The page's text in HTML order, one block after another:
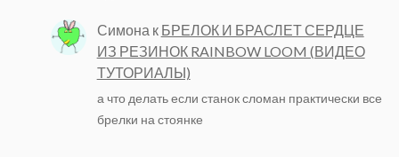
Симона к БРЕЛОК И БРАСЛЕТ СЕРДЦЕ
ИЗ РЕЗИНОК RAINBOW LOOM (ВИДЕО
ТУТОРИАЛЫ)
а что делать если станок сломан практически все
брелки на стоянке